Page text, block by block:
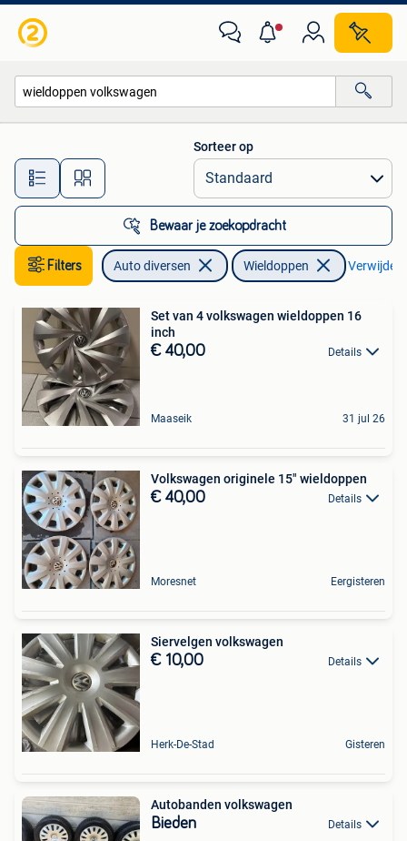
Alle afstanden…
Sorteer op
Bewaar je zoekopdracht
Filters Auto diversen Wieldoppen Verwijder
Set van 4 volkswagen wieldoppen 16
inch
€ 40,00 Details
Maaseik 31 jul 26
Volkswagen originele 15" wieldoppen
€ 40,00 Details
Moresnet Eergisteren
Siervelgen volkswagen
€ 10,00 Details
Herk-De-Stad Gisteren
Autobanden volkswagen
Bieden Details